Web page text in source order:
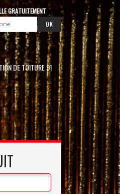
GRATUITEMENT
DE TOITURE 91